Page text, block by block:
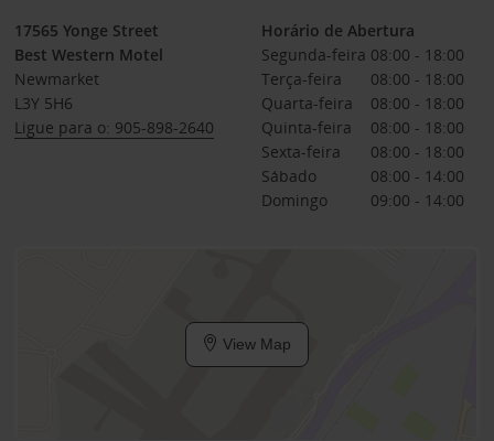
17565 Yonge Street
Best Western Motel
Newmarket
L3Y 5H6
Ligue para o: 905-898-2640
Horário de Abertura
Segunda-feira 08:00 - 18:00
Terça-feira
08:00 - 18:00
Quarta-feira
08:00 - 18:00
Quinta-feira
08:00 - 18:00
Sexta-feira
08:00 - 18:00
Sábado
08:00 - 14:00
Domingo
09:00 - 14:00
View Map